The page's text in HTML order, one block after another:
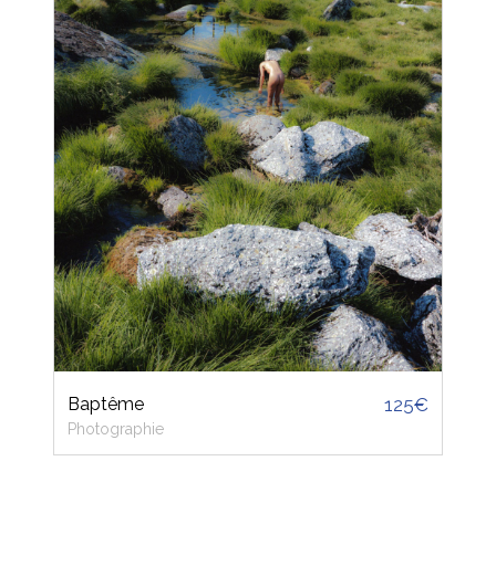
Baptême
Photographie
125€